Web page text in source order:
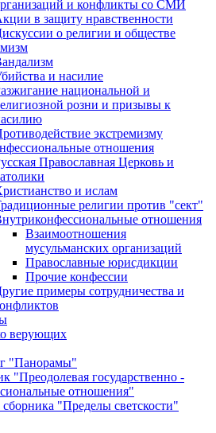
и конфликты со СМИ
в защиту нравственности
о религии и обществе
и насилие
национальной и
розни и призывы к
экстремизму
отношения
Православная Церковь и
и ислам
религии против "сект"
отношения
Взаимоотношения
мусульманских организаций
Православные юрисдикции
Прочие конфессии
примеры сотрудничества и
верующих
"Панорамы"
"Преодолевая государственно -
отношения"
сборника "Пределы светскости"